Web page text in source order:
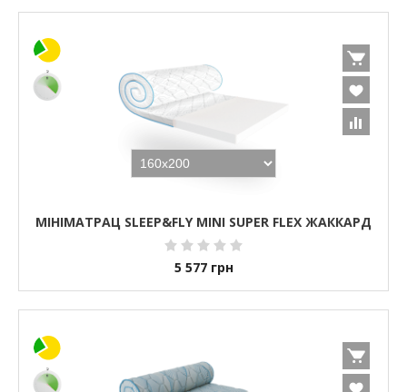
МІНІМАТРАЦ SLEEP&FLY MINI SUPER FLEX ЖАККАРД
5 577 грн